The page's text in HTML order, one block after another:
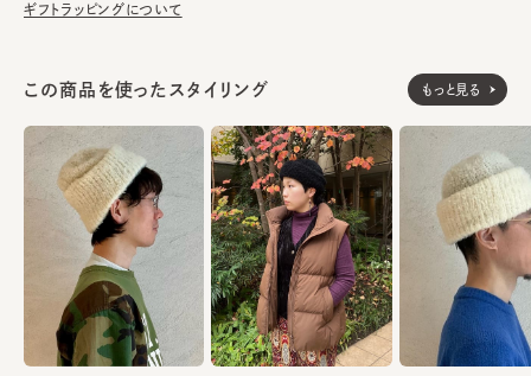
して、消臭・抗菌用のスプレーをお勧めしております。
生産国 made in JAPAN
ギフトラッピングについて
この商品を使ったスタイリング もっと見る